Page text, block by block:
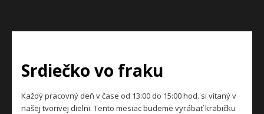
Srdiečko vo fraku
Každý pracovný deň v čase od 13:00 do 15:00 hod. si vítaný v
našej tvorivej dielni. Tento mesiac budeme vyrábať krabičku